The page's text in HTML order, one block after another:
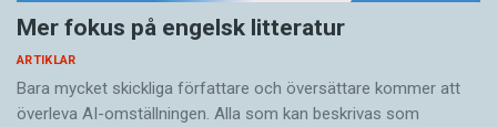
Mer fokus på engelsk litteratur
ARTIKLAR
Bara mycket skickliga författare och översättare ­kommer att
överleva AI-omställningen. Alla som kan beskrivas som